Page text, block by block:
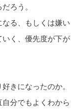
ろう。
る、もしくは嫌い
く、優先度が下が
きになったのか。
分でもよくわから